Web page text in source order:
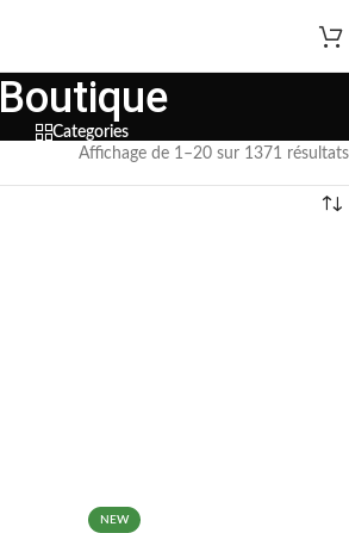
Boutique
Categories
Affichage de 1–20 sur 1371 résultats
NEW